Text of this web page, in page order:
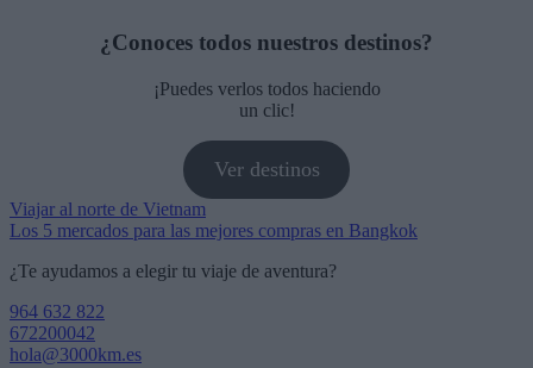
¿Conoces todos nuestros destinos?
¡Puedes verlos todos haciendo
un clic!
Ver destinos
Navegación
de
entradas
Viajar al norte de Vietnam
Los 5 mercados para las mejores compras en Bangkok
¿Te ayudamos a elegir tu viaje de aventura?
964 632 822
672200042
hola@3000km.es